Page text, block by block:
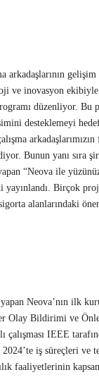
arkadaşlarının
ve inovasyon
düzenliyor. Bu
desteklemeyi
Bunun yanı sıra
“Neova ile
Birçok
alanlarındaki
Neova’nın ilk
Olay Bildirimi ve
IEEE
iş süreçleri ve
faaliyetlerinin